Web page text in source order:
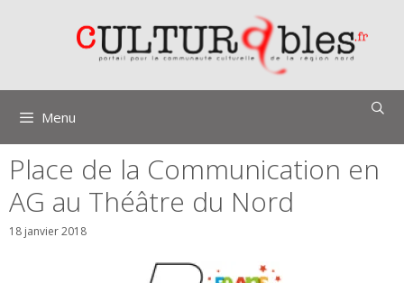
Menu
Place de la Communication en
AG au Théâtre du Nord
18 janvier 2018